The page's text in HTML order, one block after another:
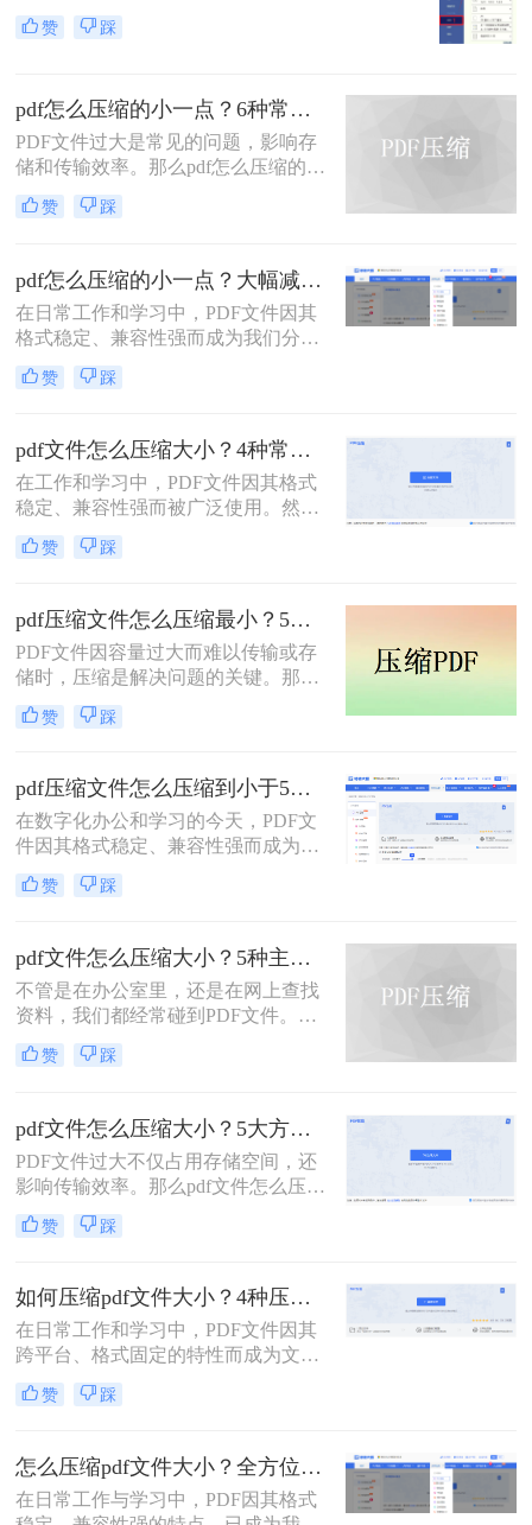
（Windows/macOS均支持）或在线免
费工具（如PDFmao、转转大师）直
业软件「转转大师PDF转换器」——
它支持自定义压缩等级、图片重采
样，且完全本地处理，安全无广告。
的需求，然后逐一详解每种方法的具
赞 踩
pdf怎么压缩的小一点？6种常用方案详解！
PDF文件过大是常见的问题，影响存
储和传输效率。那么pdf怎么压缩的小
一点呢？本文将详解6种主流压缩方
案，助你快速解决文件体积过大的困
赞 踩
pdf怎么压缩的小一点？大幅减小文件体积的有效方法全解析！
在日常工作和学习中，PDF文件因其
格式稳定、兼容性强而成为我们分享
文档、报告和资料的首选格式。然
而，随之而来的问题也显而易见：过
在通过邮件发送、即时通讯工具传输
或上传至云平台时受到限制，严重影
响效率。因此，pdf怎么压缩的小一
点，成为一项必备技能。
赞 踩
pdf文件怎么压缩大小？4种常用压缩方法详解！
在工作和学习中，PDF文件因其格式
稳定、兼容性强而被广泛使用。然
而，PDF文件体积过大常会导致存储
空间不足、传输速度慢等问题。那么
4种常用的PDF压缩方法，帮助您快速
减小文件大小。
赞 踩
pdf压缩文件怎么压缩最小？5个常用方法全解析！
PDF文件因容量过大而难以传输或存
储时，压缩是解决问题的关键。那么
pdf压缩文件怎么压缩最小呢？本文将
介绍几种高效压缩PDF的方法，帮助
赞 踩
pdf压缩文件怎么压缩到小于5M？4种压缩方法终极指南！
在数字化办公和学习的今天，PDF文
件因其格式稳定、兼容性强而成为我
们日常传输文档的首选。然而，我们
常常会遇到一个令人头疼的问题：一
清图片、复杂图表或嵌入字体而体积
庞大，动辄几十兆甚至上百兆。无论
是通过电子邮件发送（通常有附件大
小限制）、上传至学习平台还是提交
至企业系统，文件大小限制（如常见
的5MB）往往是一道难以逾越的关
5M呢？
赞 踩
pdf文件怎么压缩大小？5种主流压缩方法分享！
不管是在办公室里，还是在网上查找
资料，我们都经常碰到PDF文件。在
工作中，发送邮件需要PDF文件格
式，但太大的PDF文件也是一个棘手
被限制为5M，否则就发送不了。若能
pdf文件怎么压缩大小，那就可轻松上
传。在今天，我们将分享两种简单的
pdf文件压缩方式。
赞 踩
pdf文件怎么压缩大小？5大方法深度解析与实操指南！
PDF文件过大不仅占用存储空间，还
影响传输效率。那么pdf文件怎么压缩
大小呢？本文将系统介绍5种主流压
缩方法，助你精准平衡文件体积与质
赞 踩
如何压缩pdf文件大小？4种压缩方法详解！
在日常工作和学习中，PDF文件因其
跨平台、格式固定的特性而成为文档
交换的首选格式。然而，过大的PDF
文件常常带来诸多不便，无论是通过
存储在有限的设备空间中，都会遇到
限制。因此，掌握如何压缩pdf文件大
小的技能显得至关重要。
赞 踩
怎么压缩pdf文件大小？全方位高效压缩方法终极指南！
在日常工作与学习中，PDF因其格式